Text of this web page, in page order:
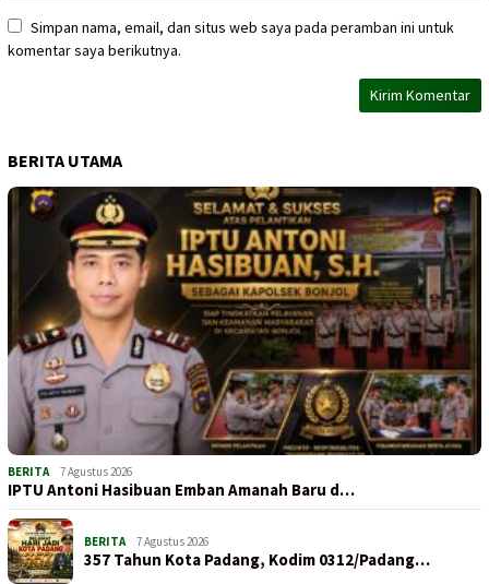
Simpan nama, email, dan situs web saya pada peramban ini untuk
komentar saya berikutnya.
BERITA UTAMA
BERITA 7 Agustus 2026
IPTU Antoni Hasibuan Emban Amanah Baru d…
BERITA 7 Agustus 2026
357 Tahun Kota Padang, Kodim 0312/Padang…